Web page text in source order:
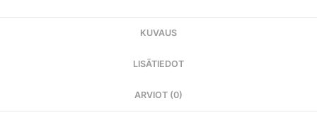
KUVAUS
LISÄTIEDOT
ARVIOT (0)